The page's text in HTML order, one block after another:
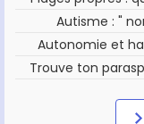
Autisme : "
Autonomie et
Trouve ton